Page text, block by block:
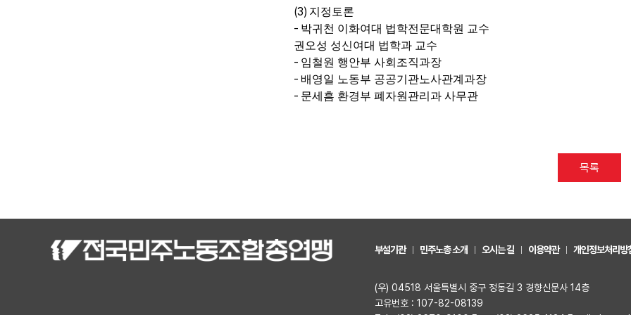
(3) 지정토론
- 박귀천 이화여대 법학전문대학원 교수
권오성 성신여대 법학과 교수
- 임철원 행안부 사회조직과장
- 배영일 노동부 공공기관노사관계과장
- 문세흠 환경부 폐자원관리과 사무관
목록
부설기관 민주노총 소개 오시는 길 이용약관 개인정보처리방
(우) 04518 서울특별시 중구 정동길 3 경향신문사 14층
고유번호 : 107-82-08139